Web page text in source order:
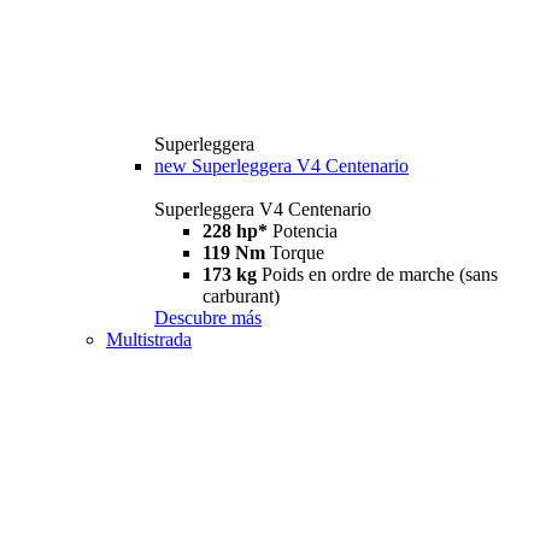
Superleggera
new Superleggera V4 Centenario
Superleggera V4 Centenario
228 hp* Potencia
119 Nm Torque
173 kg Poids en ordre de marche (sans
carburant)
Descubre más
Multistrada